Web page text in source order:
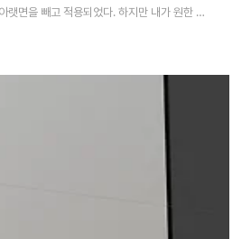
랫면을 빼고 적용되었다. 하지만 내가 원한 것
게 보이는 것이었는데 이건 측면을 더 둥글게
다. 기본이 30이라 되어있었는데 따로 건들
하면서 측면도 적절하게 부드러워졌다.